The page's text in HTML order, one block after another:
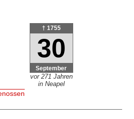
† 1755
30
September
vor 271 Jahren
in Neapel